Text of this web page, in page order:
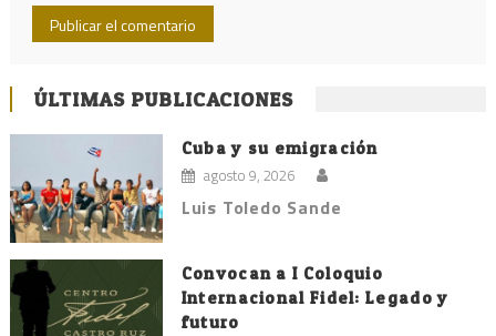
ÚLTIMAS PUBLICACIONES
Cuba y su emigración
agosto 9, 2026
Luis Toledo Sande
Convocan a I Coloquio
Internacional Fidel: Legado y
futuro